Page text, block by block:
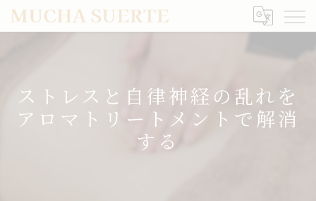
ストレスと自律神経の乱れを
アロマトリートメントで解消
する